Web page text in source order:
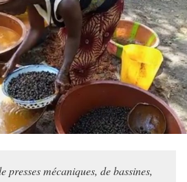
presses mécaniques, de bassines,